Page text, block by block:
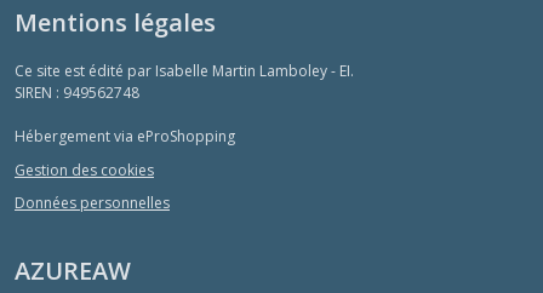
Mentions légales
Ce site est édité par Isabelle Martin Lamboley - EI.
SIREN : 949562748
Hébergement via eProShopping
Gestion des cookies
Données personnelles
AZUREAW